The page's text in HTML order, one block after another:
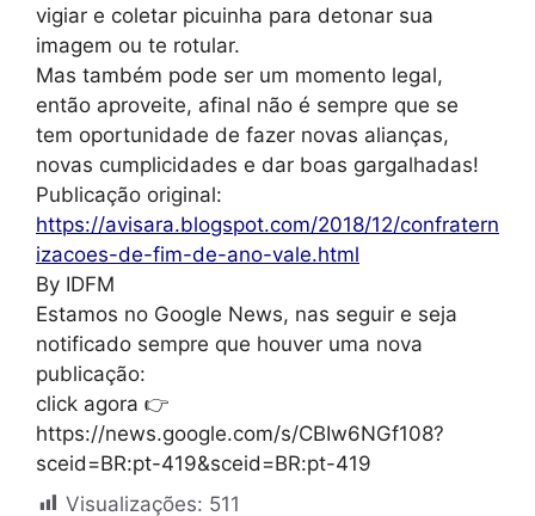
vigiar e coletar picuinha para detonar sua
imagem ou te rotular.
Mas também pode ser um momento legal,
então aproveite, afinal não é sempre que se
tem oportunidade de fazer novas alianças,
novas cumplicidades e dar boas gargalhadas!
Publicação original:
https://avisara.blogspot.com/2018/12/confratern
izacoes-de-fim-de-ano-vale.html
By IDFM
Estamos no Google News, nas seguir e seja
notificado sempre que houver uma nova
publicação:
click agora 👉
https://news.google.com/s/CBIw6NGf108?
sceid=BR:pt-419&sceid=BR:pt-419
Visualizações: 511